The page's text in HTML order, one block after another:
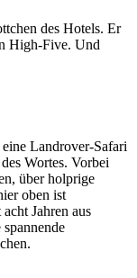
des Hotels. Er
High-Five. Und
Landrover-Safari
Wortes. Vorbei
über holprige
oben ist
Jahren aus